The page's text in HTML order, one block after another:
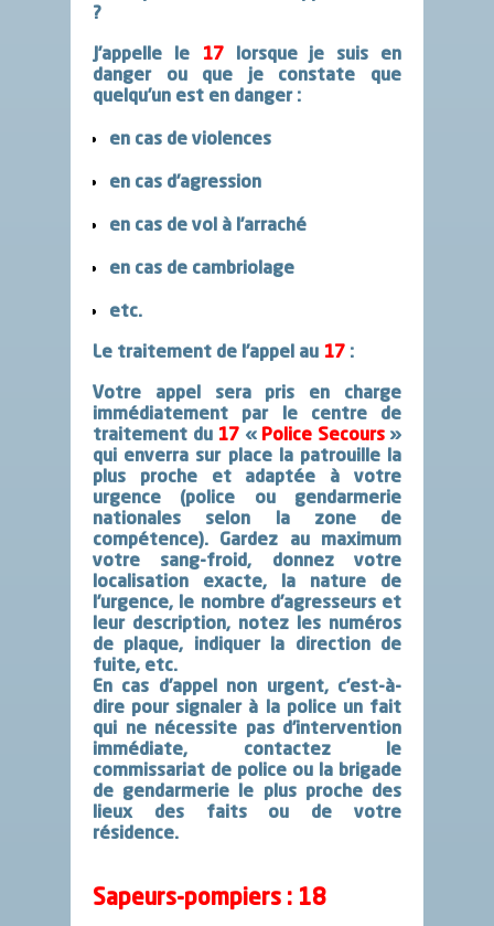
?
J’appelle le 17lorsque je suis en
danger ou que je constate que
quelqu’un est en danger :
en cas de violences
en cas d’agression
en cas de vol à l’arraché
en cas de cambriolage
etc.
Le traitement de l’appel au 17 :
Votre appel sera pris en charge
immédiatement par le centre de
traitement du 17 « Police Secours»
qui enverra sur placela patrouille la
plus proche et adaptée à votre
urgence (police ou gendarmerie
nationales selon la zone de
compétence). Gardez au maximum
votre sang-froid, donnez votre
localisation exacte, la nature de
l’urgence, le nombre d’agresseurs et
leur description, notez les numéros
de plaque, indiquer la direction de
fuite, etc.
En cas d’appel non urgent,c’est-à-
dire pour signaler à la police un fait
qui ne nécessite pas d’intervention
immédiate, contactez le
commissariat de police ou la brigade
de gendarmerie le plus proche des
lieux des faits ou de votre
résidence.
Sapeurs-pompiers : 18